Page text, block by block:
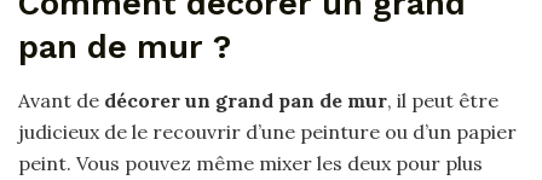
pan de mur ?
Avant de décorer un grand pan de mur, il peut être
judicieux de le recouvrir d’une peinture ou d’un papier
peint. Vous pouvez même mixer les deux pour plus